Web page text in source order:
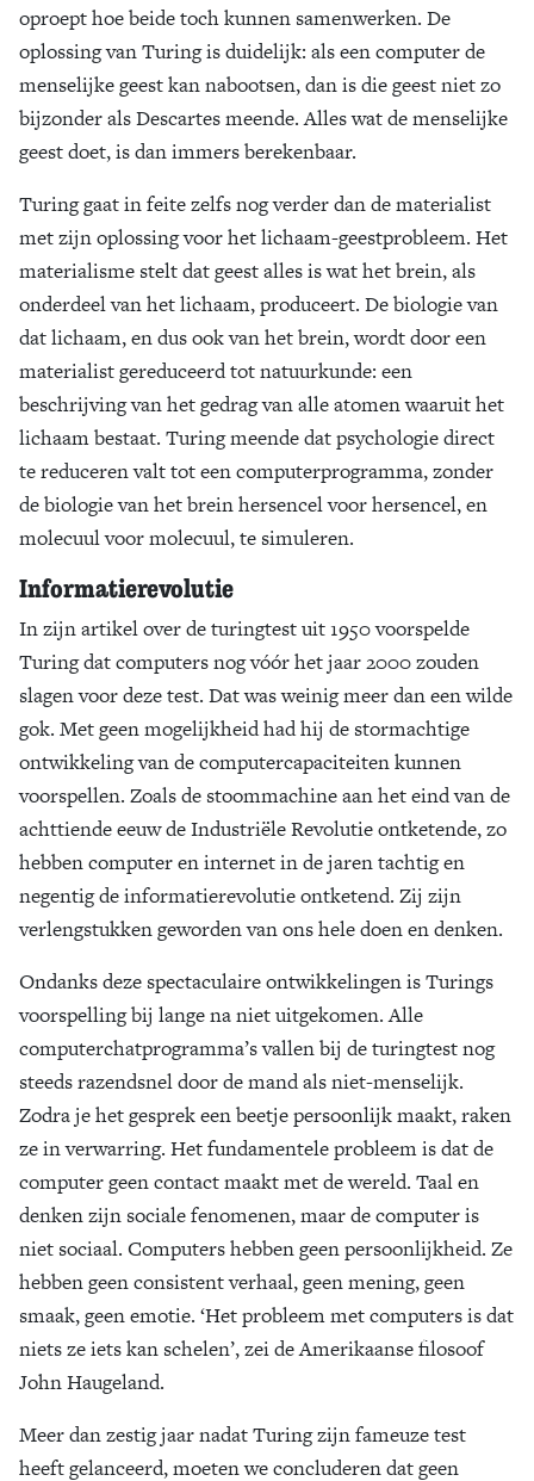
oproept hoe beide toch kunnen samenwerken. De
oplossing van Turing is duidelijk: als een computer de
menselijke geest kan nabootsen, dan is die geest niet zo
bijzonder als Descartes meende. Alles wat de menselijke
geest doet, is dan immers berekenbaar.
Turing gaat in feite zelfs nog verder dan de materialist
met zijn oplossing voor het lichaam-geestprobleem. Het
materialisme stelt dat geest alles is wat het brein, als
onderdeel van het lichaam, produceert. De biologie van
dat lichaam, en dus ook van het brein, wordt door een
materialist gereduceerd tot natuurkunde: een
beschrijving van het gedrag van alle atomen waaruit het
lichaam bestaat. Turing meende dat psychologie direct
te reduceren valt tot een computerprogramma, zonder
de biologie van het brein hersencel voor hersencel, en
molecuul voor molecuul, te simuleren.
Informatierevolutie
In zijn artikel over de turingtest uit 1950 voorspelde
Turing dat computers nog vóór het jaar 2000 zouden
slagen voor deze test. Dat was weinig meer dan een wilde
gok. Met geen mogelijkheid had hij de stormachtige
ontwikkeling van de computercapaciteiten kunnen
voorspellen. Zoals de stoommachine aan het eind van de
achttiende eeuw de Industriële Revolutie ontketende, zo
hebben computer en internet in de jaren tachtig en
negentig de informatierevolutie ontketend. Zij zijn
verlengstukken geworden van ons hele doen en denken.
Ondanks deze spectaculaire ontwikkelingen is Turings
voorspelling bij lange na niet uitgekomen. Alle
computerchatprogramma’s vallen bij de turingtest nog
steeds razendsnel door de mand als niet-menselijk.
Zodra je het gesprek een beetje persoonlijk maakt, raken
ze in verwarring. Het fundamentele probleem is dat de
computer geen contact maakt met de wereld. Taal en
denken zijn sociale fenomenen, maar de computer is
niet sociaal. Computers hebben geen persoonlijkheid. Ze
hebben geen consistent verhaal, geen mening, geen
smaak, geen emotie. ‘Het probleem met computers is dat
niets ze iets kan schelen’, zei de Amerikaanse filosoof
John Haugeland.
Meer dan zestig jaar nadat Turing zijn fameuze test
heeft gelanceerd, moeten we concluderen dat geen